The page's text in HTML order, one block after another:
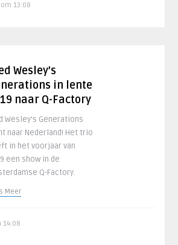
13:08
Wesley’s
in lente
naar Q-Factory
Wesley’s Generations
naar Nederland! Het trio
in het voorjaar van
een show in de
Q-Factory.
Meer
14:08